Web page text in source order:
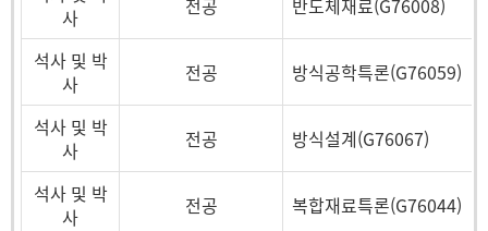
사
전공 반도체재료(G76008)
석사 및 박
사
전공 방식공학특론(G76059)
석사 및 박
사
전공 방식설계(G76067)
석사 및 박
사
전공 복합재료특론(G76044)